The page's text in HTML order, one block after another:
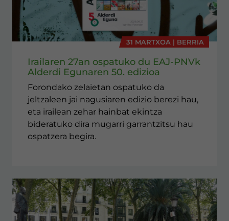
31 MARTXOA | BERRIA
Irailaren 27an ospatuko du EAJ-PNVk
Alderdi Egunaren 50. edizioa
Forondako zelaietan ospatuko da
jeltzaleen jai nagusiaren edizio berezi hau,
eta irailean zehar hainbat ekintza
bideratuko dira mugarri garrantzitsu hau
ospatzera begira.